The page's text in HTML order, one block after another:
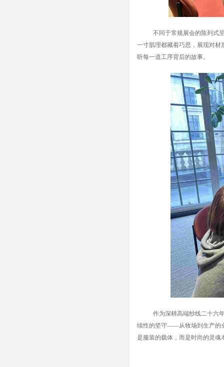
不同于常规展会的陈列式
一寸肌理都藏着巧思，展现对材
听每一道工序背后的故事。
作为深耕高端纱线二十六
续性的坚守——从牧场到生产的
是服装的载体，而是时尚的灵魂